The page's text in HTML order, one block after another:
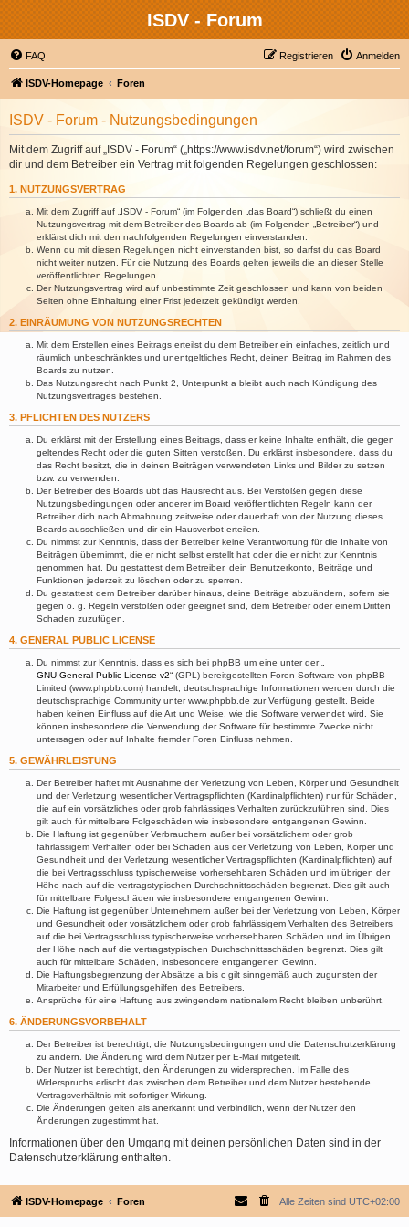
ISDV - Forum
FAQ Anmelden
Registrieren
ISDV-Homepage Foren
ISDV - Forum - Nutzungsbedingungen
Mit dem Zugriff auf „ISDV - Forum“ („https://www.isdv.net/forum“) wird zwischen
dir und dem Betreiber ein Vertrag mit folgenden Regelungen geschlossen:
1. NUTZUNGSVERTRAG
Mit dem Zugriff auf „ISDV - Forum“ (im Folgenden „das Board“) schließt du einen
Nutzungsvertrag mit dem Betreiber des Boards ab (im Folgenden „Betreiber“) und
erklärst dich mit den nachfolgenden Regelungen einverstanden.
Wenn du mit diesen Regelungen nicht einverstanden bist, so darfst du das Board
nicht weiter nutzen. Für die Nutzung des Boards gelten jeweils die an dieser Stelle
veröffentlichten Regelungen.
Der Nutzungsvertrag wird auf unbestimmte Zeit geschlossen und kann von beiden
Seiten ohne Einhaltung einer Frist jederzeit gekündigt werden.
2. EINRÄUMUNG VON NUTZUNGSRECHTEN
Mit dem Erstellen eines Beitrags erteilst du dem Betreiber ein einfaches, zeitlich und
räumlich unbeschränktes und unentgeltliches Recht, deinen Beitrag im Rahmen des
Boards zu nutzen.
Das Nutzungsrecht nach Punkt 2, Unterpunkt a bleibt auch nach Kündigung des
Nutzungsvertrages bestehen.
3. PFLICHTEN DES NUTZERS
Du erklärst mit der Erstellung eines Beitrags, dass er keine Inhalte enthält, die gegen
geltendes Recht oder die guten Sitten verstoßen. Du erklärst insbesondere, dass du
das Recht besitzt, die in deinen Beiträgen verwendeten Links und Bilder zu setzen
bzw. zu verwenden.
Der Betreiber des Boards übt das Hausrecht aus. Bei Verstößen gegen diese
Nutzungsbedingungen oder anderer im Board veröffentlichten Regeln kann der
Betreiber dich nach Abmahnung zeitweise oder dauerhaft von der Nutzung dieses
Boards ausschließen und dir ein Hausverbot erteilen.
Du nimmst zur Kenntnis, dass der Betreiber keine Verantwortung für die Inhalte von
Beiträgen übernimmt, die er nicht selbst erstellt hat oder die er nicht zur Kenntnis
genommen hat. Du gestattest dem Betreiber, dein Benutzerkonto, Beiträge und
Funktionen jederzeit zu löschen oder zu sperren.
Du gestattest dem Betreiber darüber hinaus, deine Beiträge abzuändern, sofern sie
gegen o. g. Regeln verstoßen oder geeignet sind, dem Betreiber oder einem Dritten
Schaden zuzufügen.
4. GENERAL PUBLIC LICENSE
Du nimmst zur Kenntnis, dass es sich bei phpBB um eine unter der „
GNU General Public License v2“ (GPL) bereitgestellten Foren-Software von phpBB
Limited (www.phpbb.com) handelt; deutschsprachige Informationen werden durch die
deutschsprachige Community unter www.phpbb.de zur Verfügung gestellt. Beide
haben keinen Einfluss auf die Art und Weise, wie die Software verwendet wird. Sie
können insbesondere die Verwendung der Software für bestimmte Zwecke nicht
untersagen oder auf Inhalte fremder Foren Einfluss nehmen.
5. GEWÄHRLEISTUNG
Der Betreiber haftet mit Ausnahme der Verletzung von Leben, Körper und Gesundheit
und der Verletzung wesentlicher Vertragspflichten (Kardinalpflichten) nur für Schäden,
die auf ein vorsätzliches oder grob fahrlässiges Verhalten zurückzuführen sind. Dies
gilt auch für mittelbare Folgeschäden wie insbesondere entgangenen Gewinn.
Die Haftung ist gegenüber Verbrauchern außer bei vorsätzlichem oder grob
fahrlässigem Verhalten oder bei Schäden aus der Verletzung von Leben, Körper und
Gesundheit und der Verletzung wesentlicher Vertragspflichten (Kardinalpflichten) auf
die bei Vertragsschluss typischerweise vorhersehbaren Schäden und im übrigen der
Höhe nach auf die vertragstypischen Durchschnittsschäden begrenzt. Dies gilt auch
für mittelbare Folgeschäden wie insbesondere entgangenen Gewinn.
Die Haftung ist gegenüber Unternehmern außer bei der Verletzung von Leben, Körper
und Gesundheit oder vorsätzlichem oder grob fahrlässigem Verhalten des Betreibers
auf die bei Vertragsschluss typischerweise vorhersehbaren Schäden und im Übrigen
der Höhe nach auf die vertragstypischen Durchschnittsschäden begrenzt. Dies gilt
auch für mittelbare Schäden, insbesondere entgangenen Gewinn.
Die Haftungsbegrenzung der Absätze a bis c gilt sinngemäß auch zugunsten der
Mitarbeiter und Erfüllungsgehilfen des Betreibers.
Ansprüche für eine Haftung aus zwingendem nationalem Recht bleiben unberührt.
6. ÄNDERUNGSVORBEHALT
Der Betreiber ist berechtigt, die Nutzungsbedingungen und die Datenschutzerklärung
zu ändern. Die Änderung wird dem Nutzer per E-Mail mitgeteilt.
Der Nutzer ist berechtigt, den Änderungen zu widersprechen. Im Falle des
Widerspruchs erlischt das zwischen dem Betreiber und dem Nutzer bestehende
Vertragsverhältnis mit sofortiger Wirkung.
Die Änderungen gelten als anerkannt und verbindlich, wenn der Nutzer den
Änderungen zugestimmt hat.
Informationen über den Umgang mit deinen persönlichen Daten sind in der
Datenschutzerklärung enthalten.
ISDV-Homepage Foren Alle Zeiten sind UTC+02:00